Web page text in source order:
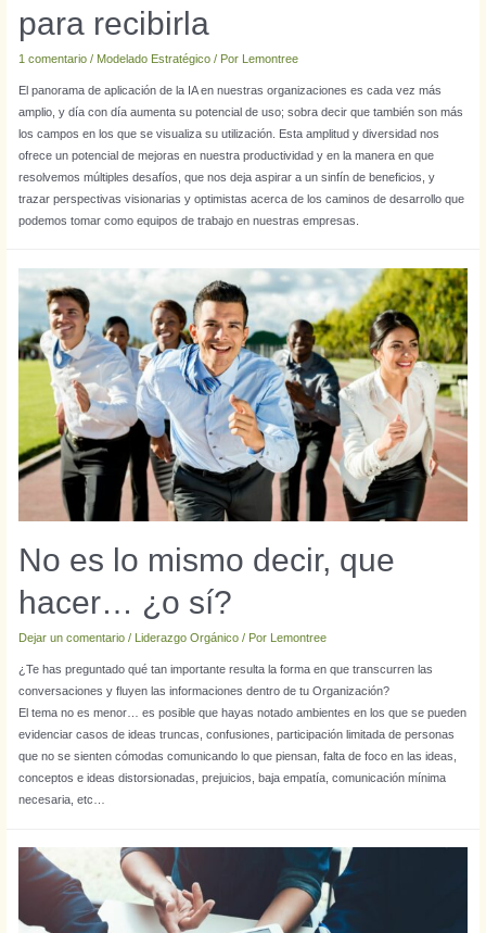
para recibirla
1 comentario / Modelado Estratégico/ Por Lemontree
El panorama de aplicación de la IA en nuestras organizaciones es cada vez más
amplio, y día con día aumenta su potencial de uso; sobra decir que también son más
los campos en los que se visualiza su utilización. Esta amplitud y diversidad nos
ofrece un potencial de mejoras en nuestra productividad y en la manera en que
resolvemos múltiples desafíos, que nos deja aspirar a un sinfín de beneficios, y
trazar perspectivas visionarias y optimistas acerca de los caminos de desarrollo que
podemos tomar como equipos de trabajo en nuestras empresas.
No es lo mismo decir, que
hacer… ¿o sí?
Dejar un comentario / Liderazgo Orgánico/ Por Lemontree
¿Te has preguntado qué tan importante resulta la forma en que transcurren las
conversaciones y fluyen las informaciones dentro de tu Organización?
El tema no es menor… es posible que hayas notado ambientes en los que se pueden
evidenciar casos de ideas truncas, confusiones, participación limitada de personas
que no se sienten cómodas comunicando lo que piensan, falta de foco en las ideas,
conceptos e ideas distorsionadas, prejuicios, baja empatía, comunicación mínima
necesaria, etc…